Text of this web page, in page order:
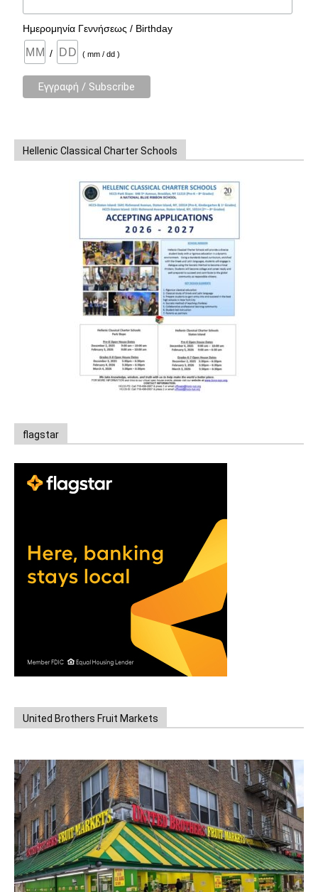
Ημερομηνία Γεννήσεως / Birthday
/ ( mm / dd )
Hellenic Classical Charter Schools
flagstar
United Brothers Fruit Markets